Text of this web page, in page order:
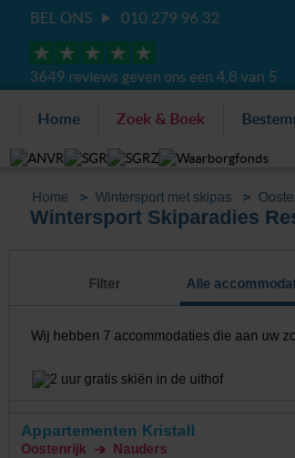
BEL ONS 010 279 96 32
3649 reviews geven ons een 4,8 van 5
Home Zoek & Boek
Home Wintersport met skipas
Wintersport Skiparadies
Filter Alle
Wij hebben 7 accommodaties die aan uw
Appartementen Kristall
Oostenrijk Nauders